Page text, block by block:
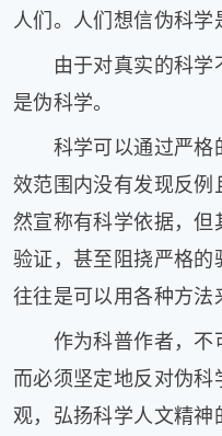
人们。人们想信伪科学
由于对真实的科学
是伪科学。
科学可以通过严格
效范围内没有发现反例
然宣称有科学依据，但
验证，甚至阻挠严格的
往往是可以用各种方法
作为科普作者，不可
而必须坚定地反对伪
观，弘扬科学人文精